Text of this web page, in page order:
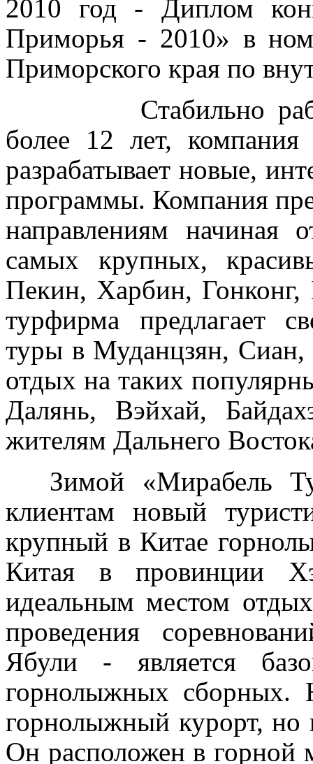
2010 год - Диплом
Приморья - 2010» в
Приморского края по
Стабильно
более 12 лет,
разрабатывает новые,
программы. Компания
направлениям
самых крупных,
Пекин, Харбин,
турфирма предлагает
туры в Муданцзян,
отдых на таких
Далянь, Вэйхай,
жителям Дальнего
Зимой «Мирабель
клиентам новый
крупный в Китае
Китая в провинции
идеальным местом
проведения
Ябули - является
горнолыжных сборных.
горнолыжный курорт, но
Он расположен в горной